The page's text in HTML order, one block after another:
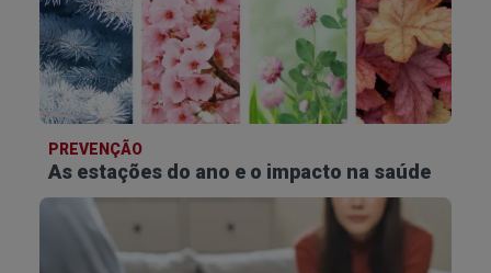
PREVENÇÃO
As estações do ano e o impacto na saúde